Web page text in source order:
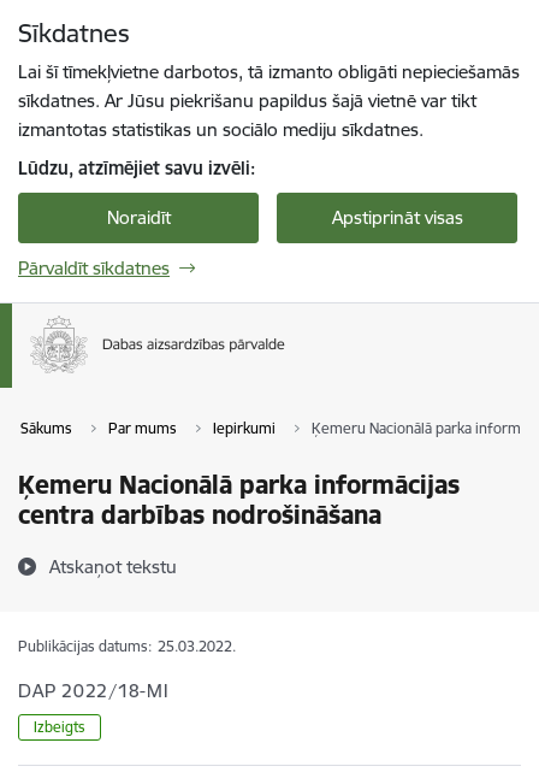
Sīkdatnes
Lai šī tīmekļvietne darbotos, tā izmanto obligāti nepieciešamās
sīkdatnes. Ar Jūsu piekrišanu papildus šajā vietnē var tikt
izmantotas statistikas un sociālo mediju sīkdatnes.
Lūdzu, atzīmējiet savu izvēli:
Noraidīt Apstiprināt visas
Pārvaldīt sīkdatnes
Sākums Par mums Iepirkumi Ķemeru Nacionālā parka
Ķemeru Nacionālā parka informācijas
centra darbības nodrošināšana
Atskaņot tekstu
Publikācijas datums: 25.03.2022.
DAP 2022/18-MI
Izbeigts